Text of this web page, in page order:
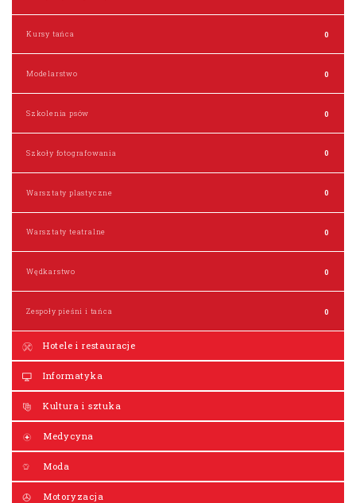
Kursy tańca 0
Modelarstwo 0
Szkolenia psów 0
Szkoły fotografowania 0
Warsztaty plastyczne 0
Warsztaty teatralne 0
Wędkarstwo 0
Zespoły pieśni i tańca 0
Hotele i restauracje
Informatyka
Kultura i sztuka
Medycyna
Moda
Motoryzacja